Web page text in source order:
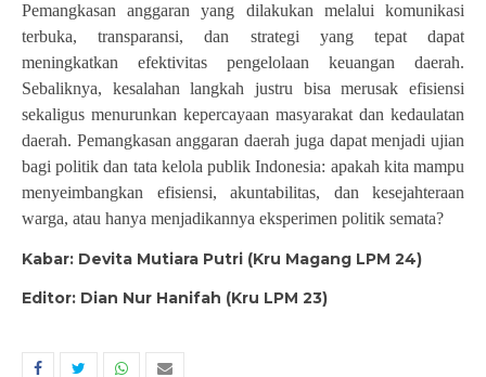
Pemangkasan anggaran yang dilakukan melalui komunikasi
terbuka, transparansi, dan strategi yang tepat dapat
meningkatkan efektivitas pengelolaan keuangan daerah.
Sebaliknya, kesalahan langkah justru bisa merusak efisiensi
sekaligus menurunkan kepercayaan masyarakat dan kedaulatan
daerah. Pemangkasan anggaran daerah juga dapat menjadi ujian
bagi politik dan tata kelola publik Indonesia: apakah kita mampu
menyeimbangkan efisiensi, akuntabilitas, dan kesejahteraan
warga, atau hanya menjadikannya eksperimen politik semata?
Kabar: Devita Mutiara Putri (Kru Magang LPM 24)
Editor: Dian Nur Hanifah (Kru LPM 23)